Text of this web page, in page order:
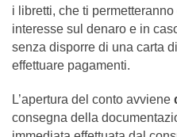
i libretti, che ti
interesse sul denaro e in
senza disporre di una carta
effettuare pagamenti.
L’apertura del conto avviene
consegna della